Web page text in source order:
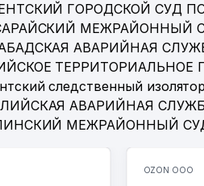
ГОРОДСКОЙ СУД
МЕЖРАЙОННЫЙ
АВАРИЙНАЯ
ТЕРРИТОРИАЛЬНОЕ
следственный изолятор
АВАРИЙНАЯ
МЕЖРАЙОННЫЙ
OZON ООО